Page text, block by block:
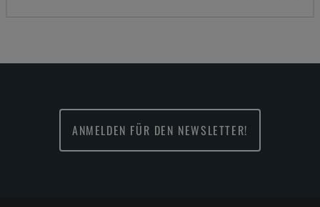
ANMELDEN FÜR DEN NEWSLETTER!